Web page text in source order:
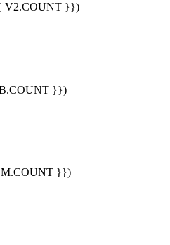
V2.COUNT }})
}})
}})